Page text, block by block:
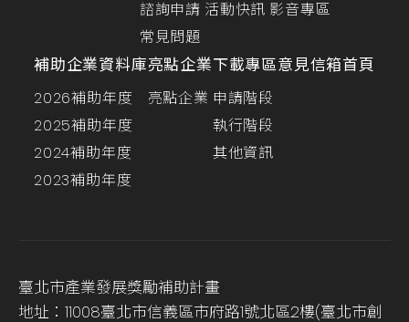
諮詢申請
常見問題
活動快訊 影音專區
補助企業資料庫
2026補助年度
2025補助年度
2024補助年度
2023補助年度
亮點企業
亮點企業
下載專區
申請階段
執行階段
其他資訊
意見信箱首頁
臺北市產業發展獎勵補助計畫
地址：11008臺北市信義區市府路1號北區2樓(臺北市創